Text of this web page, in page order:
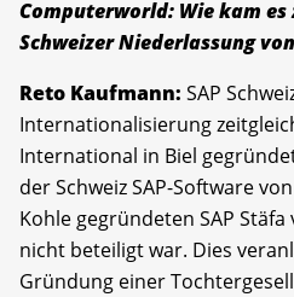
Computerworld: Wie kam es
Schweizer Niederlassung von
Reto Kaufmann: SAP
Internationalisierung
International in Biel
der Schweiz SAP-Software
Kohle gegründeten SAP
nicht beteiligt war. Dies
Gründung einer